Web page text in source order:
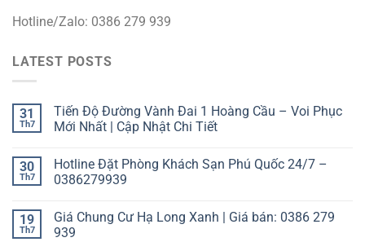
Hotline/Zalo: 0386 279 939
LATEST POSTS
31
Th7
Tiến Độ Đường Vành Đai 1 Hoàng Cầu – Voi Phục
Mới Nhất | Cập Nhật Chi Tiết
30
Th7
Hotline Đặt Phòng Khách Sạn Phú Quốc 24/7 –
0386279939
19
Th7
Giá Chung Cư Hạ Long Xanh | Giá bán: 0386 279
939